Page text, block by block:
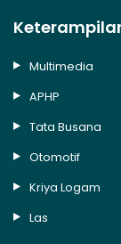
Multimedia
APHP
Tata Busana
Otomotif
Kriya Logam
Las